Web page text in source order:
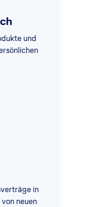
und
in
neuen